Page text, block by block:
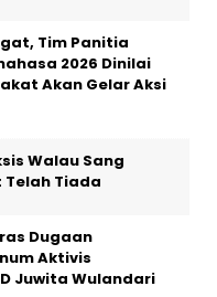
Tim Panitia
2026 Dinilai
Akan Gelar Aksi
Walau Sang
Telah Tiada
Dugaan
Aktivis
Juwita Wulandari